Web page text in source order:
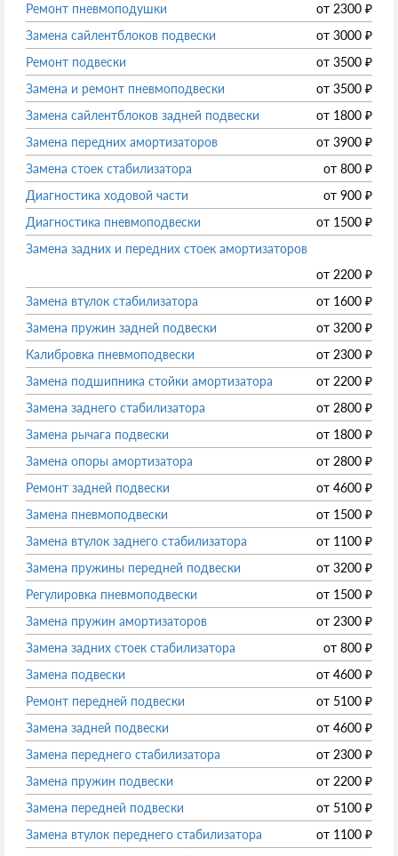
Ремонт пневмоподушки
от 2300 ₽
Замена сайлентблоков подвески
от 3000 ₽
Ремонт подвески
от 3500 ₽
Замена и ремонт пневмоподвески
от 3500 ₽
Замена сайлентблоков задней подвески
от 1800 ₽
Замена передних амортизаторов
от 3900 ₽
Замена стоек стабилизатора
от 800 ₽
Диагностика ходовой части
от 900 ₽
Диагностика пневмоподвески
от 1500 ₽
Замена задних и передних стоек амортизаторов
от 2200 ₽
Замена втулок стабилизатора
от 1600 ₽
Замена пружин задней подвески
от 3200 ₽
Калибровка пневмоподвески
от 2300 ₽
Замена подшипника стойки амортизатора
от 2200 ₽
Замена заднего стабилизатора
от 2800 ₽
Замена рычага подвески
от 1800 ₽
Замена опоры амортизатора
от 2800 ₽
Ремонт задней подвески
от 4600 ₽
Замена пневмоподвески
от 1500 ₽
Замена втулок заднего стабилизатора
от 1100 ₽
Замена пружины передней подвески
от 3200 ₽
Регулировка пневмоподвески
от 1500 ₽
Замена пружин амортизаторов
от 2300 ₽
Замена задних стоек стабилизатора
от 800 ₽
Замена подвески
от 4600 ₽
Ремонт передней подвески
от 5100 ₽
Замена задней подвески
от 4600 ₽
Замена переднего стабилизатора
от 2300 ₽
Замена пружин подвески
от 2200 ₽
Замена передней подвески
от 5100 ₽
Замена втулок переднего стабилизатора
от 1100 ₽